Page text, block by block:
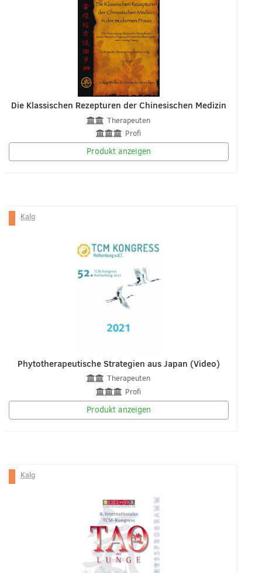
Die Klassischen Rezepturen der Chinesischen Medizin
Therapeuten
Profi
Produkt anzeigen
Kalg
Phytotherapeutische Strategien aus Japan (Video)
Therapeuten
Profi
Produkt anzeigen
Kalg